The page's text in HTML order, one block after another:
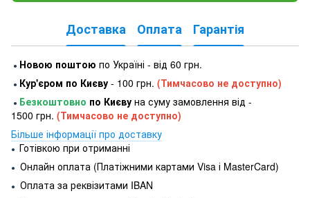
Доставка Оплата Гарантія
● Новою поштою по Україні - від 60 грн.
● Кур'єром по Києву - 100 грн. (Тимчасово не доступно)
● Безкоштовно по Києву на суму замовлення від -
1500 грн. (Тимчасово не доступно)
Більше інформації про доставку
● Готівкою при отриманні
● Онлайн оплата (Платіжними картами Visa і MasterCard)
● Оплата за реквізитами IBAN